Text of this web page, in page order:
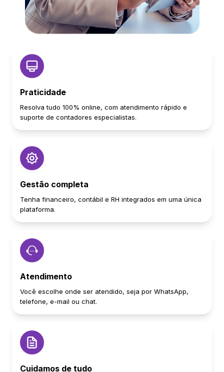
Praticidade
Resolva tudo 100% online, com atendimento rápido e
suporte de contadores especialistas.
Gestão completa
Tenha financeiro, contábil e RH integrados em uma única
plataforma.
Atendimento
Você escolhe onde ser atendido, seja por WhatsApp,
telefone, e-mail ou chat.
Cuidamos de tudo